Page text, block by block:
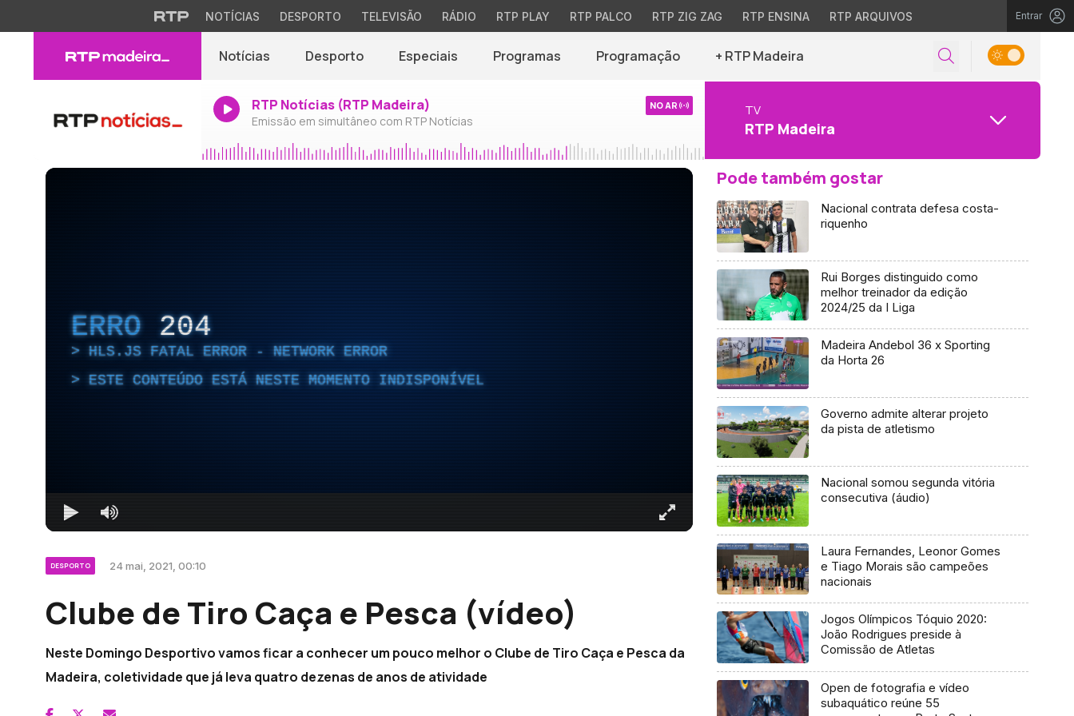
NOTÍCIAS DESPORTO TELEVISÃO RÁDIO RTP PLAY RTP PALCO RTP ZIG ZAG RTP ENSINA RTP ARQUIVOS Entrar
Notícias Desporto Especiais Programas Programação + RTP Madeira
RTP Notícias (RTP Madeira)
Emissão em simultâneo com RTP Notícias
NO AR TV
RTP Madeira
ERRO 204
HLS.JS FATAL ERROR - NETWORK ERROR
ESTE CONTEÚDO ESTÁ NESTE MOMENTO INDISPONÍVEL
DESPORTO 24 mai, 2021, 00:10
Clube de Tiro Caça e Pesca (vídeo)
Neste Domingo Desportivo vamos ficar a conhecer um pouco melhor o Clube de Tiro Caça e Pesca da
Madeira, coletividade que já leva quatro dezenas de anos de atividade
Pode também gostar
Nacional contrata defesa costa-
riquenho
Rui Borges distinguido como
melhor treinador da edição
2024/25 da I Liga
Madeira Andebol 36 x Sporting
da Horta 26
Governo admite alterar projeto
da pista de atletismo
Nacional somou segunda vitória
consecutiva (áudio)
Laura Fernandes, Leonor Gomes
e Tiago Morais são campeões
nacionais
Jogos Olímpicos Tóquio 2020:
João Rodrigues preside à
Comissão de Atletas
Open de fotografia e vídeo
subaquático reúne 55